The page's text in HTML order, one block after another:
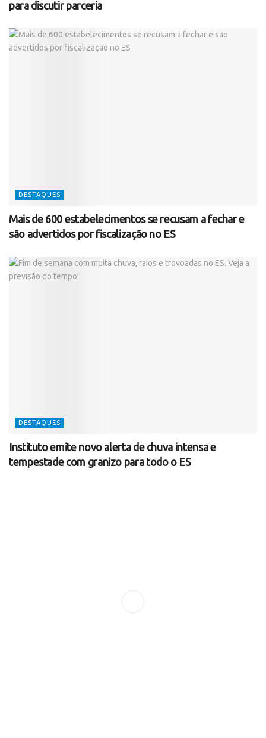
para discutir parceria
DESTAQUES
Mais de 600 estabelecimentos se recusam a fechar e
são advertidos por fiscalização no ES
DESTAQUES
Instituto emite novo alerta de chuva intensa e
tempestade com granizo para todo o ES